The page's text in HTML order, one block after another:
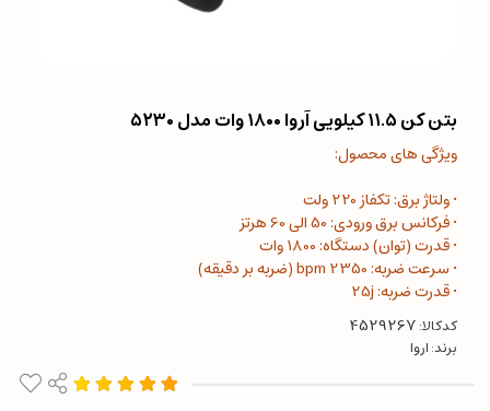
بتن کن ۱۱.۵ کیلویی آروا ۱۸۰۰ وات مدل ۵۲۳۰
ویژگی های محصول:
• ولتاژ برق: تکفاز 220 ولت
• فرکانس برق ورودی: 50 الی 60 هرتز
• قدرت (توان) دستگاه: 1800 وات
• سرعت ضربه: 2350 bpm (ضربه بر دقیقه)
• قدرت ضربه: 25j
کدکالا:
برند:اروا